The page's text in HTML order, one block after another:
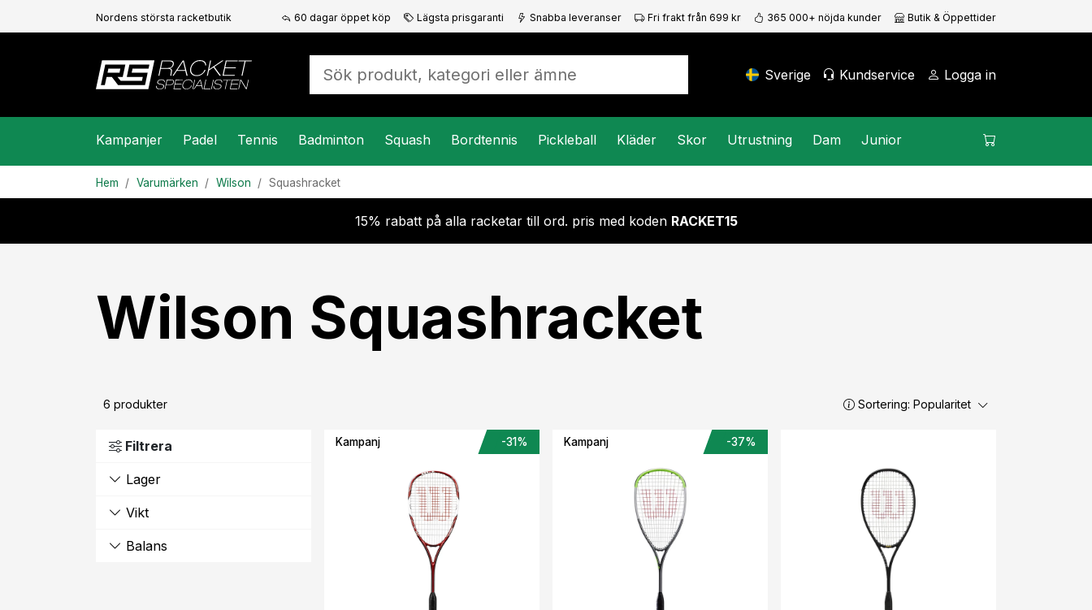
Nordens största racketbutik 60 dagar öppet köp Lägsta prisgaranti Snabba leveranser Fri frakt från 699 kr 365 000+ nöjda kunder Butik & Öppettider
Sverige Kundservice Logga in
Kampanjer Padel Tennis Badminton Squash Bordtennis Pickleball Kläder Skor Utrustning Dam Junior
Hem Varumärken Wilson Squashracket
15% rabatt på alla racketar till ord. pris med koden RACKET15
Wilson Squashracket
6 produkter
Filtrera
Lager
Vikt
Balans
Sortering:Popularitet
Kampanj -31% Kampanj -37%